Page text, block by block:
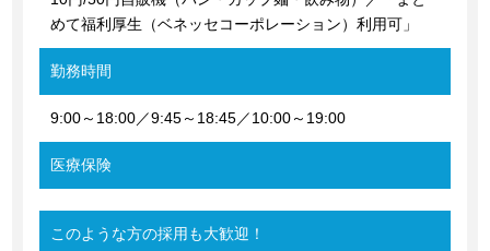
めて福利厚生（ベネッセコーポレーション）利用可」
勤務時間
9:00～18:00／9:45～18:45／10:00～19:00
医療保険
このような方の採用も大歓迎！